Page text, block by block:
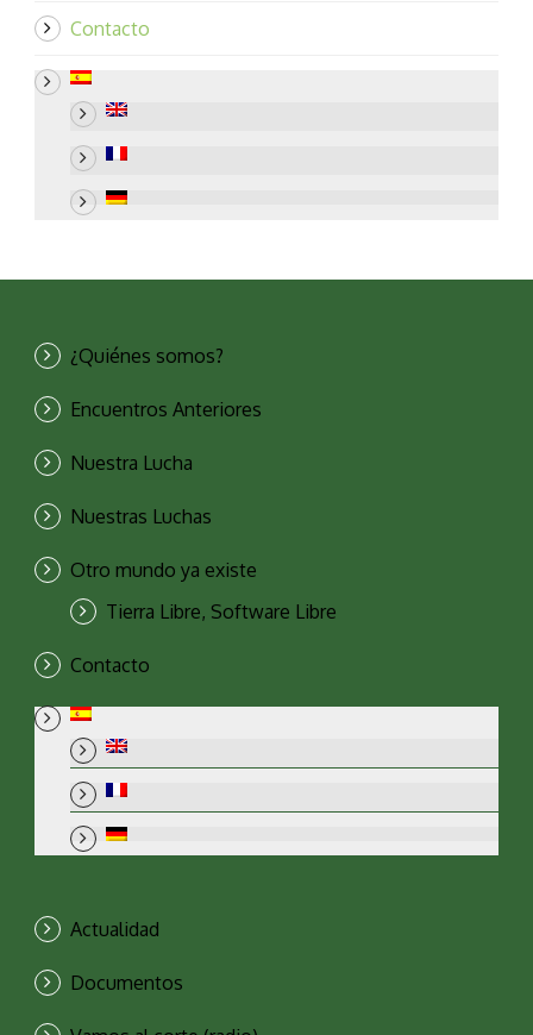
Contacto
¿Quiénes somos?
Encuentros Anteriores
Nuestra Lucha
Nuestras Luchas
Otro mundo ya existe
Tierra Libre, Software Libre
Contacto
Actualidad
Documentos